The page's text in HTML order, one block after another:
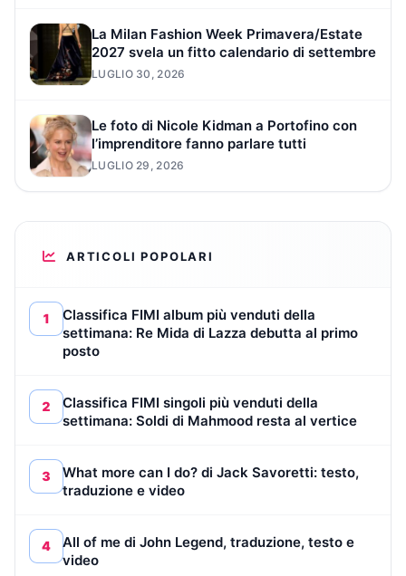
La Milan Fashion Week Primavera/Estate
2027 svela un fitto calendario di settembre
LUGLIO 30, 2026
Le foto di Nicole Kidman a Portofino con
l’imprenditore fanno parlare tutti
LUGLIO 29, 2026
ARTICOLI POPOLARI
1
Classifica FIMI album più venduti della
settimana: Re Mida di Lazza debutta al primo
posto
2
Classifica FIMI singoli più venduti della
settimana: Soldi di Mahmood resta al vertice
3
What more can I do? di Jack Savoretti: testo,
traduzione e video
4
All of me di John Legend, traduzione, testo e
video